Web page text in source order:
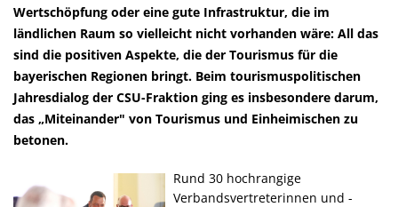
Wertschöpfung oder eine gute Infrastruktur, die im
ländlichen Raum so vielleicht nicht vorhanden wäre: All das
sind die positiven Aspekte, die der Tourismus für die
bayerischen Regionen bringt. Beim tourismuspolitischen
Jahresdialog der CSU-Fraktion ging es insbesondere darum,
das „Miteinander" von Tourismus und Einheimischen zu
betonen.
Rund 30 hochrangige
Verbandsvertreterinnen und -